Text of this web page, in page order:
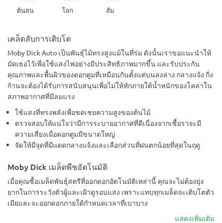
ต้นสน โลก ส้ม
เคล็ดลับการเติบโต
Moby Dick Auto เป็นพันธุ์ไม้ทรงสูงแม้ในที่ร่ม ดังนั้นเราขอแนะนำให้
มัดเธอไว้เพื่อใช้แสงไฟอย่างมีประสิทธิภาพมากขึ้น และรับประกัน
คุณภาพและพื้นผิวของดอกตูมที่เหมือนกันตั้งแต่บนลงล่าง กลางแจ้ง กิ่ง
ก้านจะต้องได้รับการสนับสนุนเพื่อไม่ให้หักภายใต้น้ำหนักของโคล่าใน
สภาพอากาศที่มีลมแรง
ใช้แสงที่ทรงพลังเพื่อชดเชยความสูงของต้นไม้
ตรวจสอบให้แน่ใจว่ามีการระบายอากาศที่ดีเนื่องจากเชื้อราจะมี
ความเสี่ยงเมื่อดอกตูมมีขนาดใหญ่
จัดให้มีจุดที่มีแดดกลางแจ้งและเลือกส่วนที่ฝนตกน้อยที่สุดในฤดู
Moby Dick เมล็ดพืชอัตโนมัติ
เมื่อคุณซื้อเมล็ดพันธุ์สตรีที่ออกดอกอัตโนมัติเหล่านี้ คุณจะไม่ต้องยุ่ง
ยากในการระวังตัวผู้และเฝ้าดูรอบแสง เพราะแทบทุกเมล็ดจะเติบโตตัว
เมียและจะออกดอกภายใต้กำหนดเวลาที่เบาบาง
แสดงเพิ่มเติม